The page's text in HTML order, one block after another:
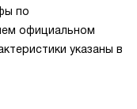
по
официальном
указаны в